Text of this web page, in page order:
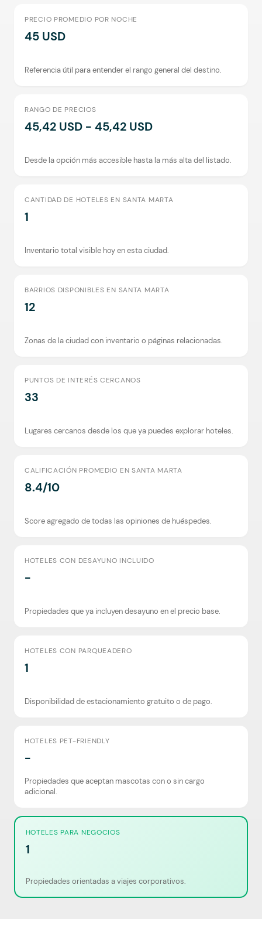
PRECIO PROMEDIO POR NOCHE
45 USD
Referencia útil para entender el rango general del destino.
RANGO DE PRECIOS
45,42 USD - 45,42 USD
Desde la opción más accesible hasta la más alta del listado.
CANTIDAD DE HOTELES EN SANTA MARTA
1
Inventario total visible hoy en esta ciudad.
BARRIOS DISPONIBLES EN SANTA MARTA
12
Zonas de la ciudad con inventario o páginas relacionadas.
PUNTOS DE INTERÉS CERCANOS
33
Lugares cercanos desde los que ya puedes explorar hoteles.
CALIFICACIÓN PROMEDIO EN SANTA MARTA
8.4/10
Score agregado de todas las opiniones de huéspedes.
HOTELES CON DESAYUNO INCLUIDO
-
Propiedades que ya incluyen desayuno en el precio base.
HOTELES CON PARQUEADERO
1
Disponibilidad de estacionamiento gratuito o de pago.
HOTELES PET-FRIENDLY
-
Propiedades que aceptan mascotas con o sin cargo
adicional.
HOTELES PARA NEGOCIOS
1
Propiedades orientadas a viajes corporativos.